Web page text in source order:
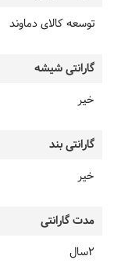
توسعه کالای دماوند
گارانتی شیشه
خیر
گارانتی بند
خیر
مدت گارانتی
2سال